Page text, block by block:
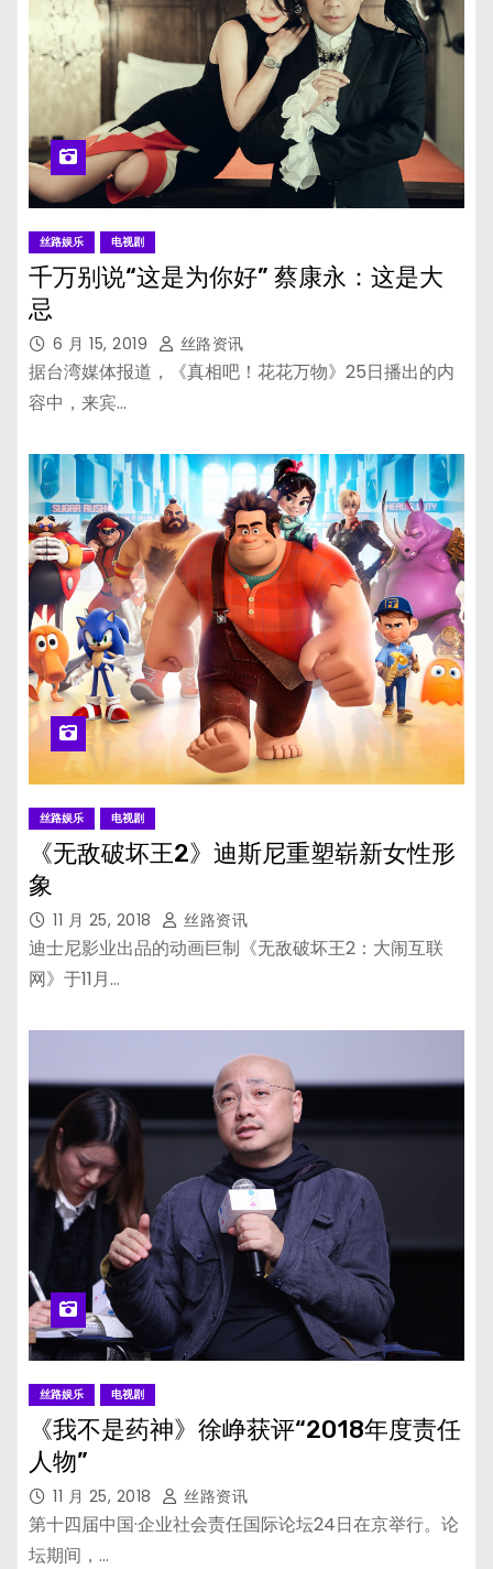
丝路娱乐 电视剧
千万别说“这是为你好” 蔡康永：这是大
忌
6 月 15, 2019 丝路资讯
据台湾媒体报道，《真相吧！花花万物》25日播出的内
容中，来宾…
丝路娱乐 电视剧
《无敌破坏王2》迪斯尼重塑崭新女性形
象
11 月 25, 2018 丝路资讯
迪士尼影业出品的动画巨制《无敌破坏王2：大闹互联
网》于11月…
丝路娱乐 电视剧
《我不是药神》徐峥获评“2018年度责任
人物”
11 月 25, 2018 丝路资讯
第十四届中国·企业社会责任国际论坛24日在京举行。论
坛期间，…